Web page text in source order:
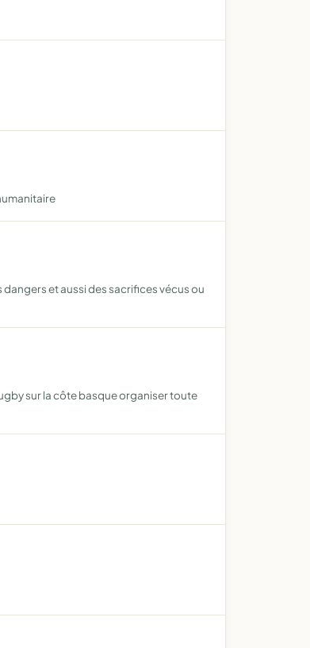
et aussi des sacrifices vécus ou
sur la côte basque organiser toute